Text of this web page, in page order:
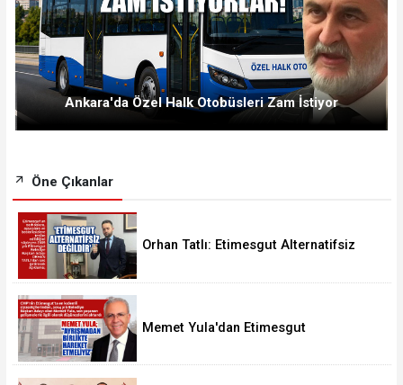
Ankara'da Özel Halk Otobüsleri Zam İstiyor
Öne Çıkanlar
Orhan Tatlı: Etimesgut Alternatifsiz
Memet Yula'dan Etimesgut